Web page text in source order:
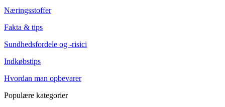
Næringsstoffer
Fakta & tips
Sundhedsfordele og -risici
Indkøbstips
Hvordan man opbevarer
Populære kategorier